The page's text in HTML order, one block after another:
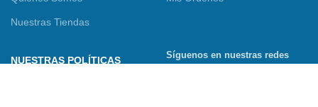
Nuestras Tiendas
NUESTRAS POLÍTICAS
Síguenos en nuestras redes